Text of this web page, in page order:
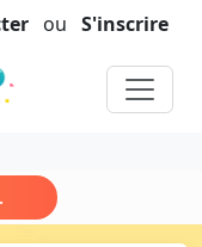
ou S'inscrire